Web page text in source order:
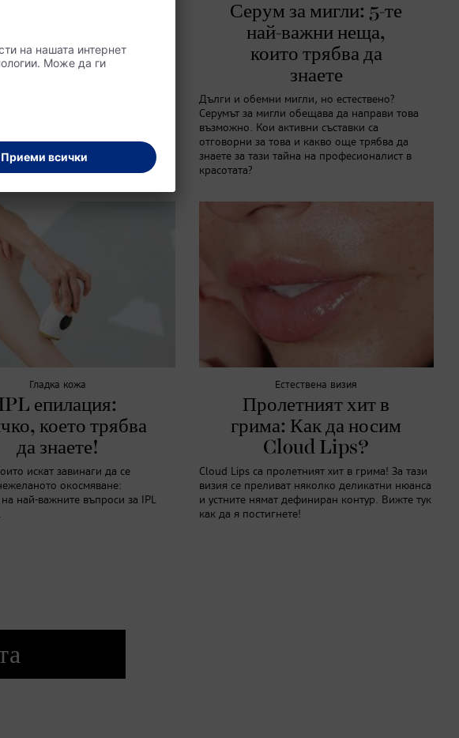
визии
за 2026 г.
Серум за мигли: 5-те
най-важни неща,
които трябва да
знаете
Дълги и обемни мигли, но естествено?
Серумът за мигли обещава да направи това
възможно. Кои активни съставки са
отговорни за това и какво още трябва да
знаете за тази тайна на професионалист в
красотата?
Гладка кожа
епилация:
което трябва
да знаете!
искат завинаги да се
окосмяване:
най-важните въпроси за IPL
Естествена визия
Пролетният хит в
грима: Как да носим
Cloud Lips?
Cloud Lips са пролетният хит в грима! За тази
визия се преливат няколко деликатни нюанса
и устните нямат дефиниран контур. Вижте тук
как да я постигнете!